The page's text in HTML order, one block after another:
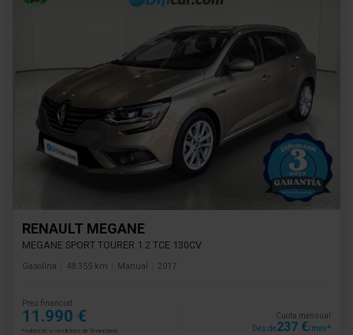
RENAULT MEGANE
MEGANE SPORT TOURER 1.2 TCE 130CV
Gasolina 48.355 km Manual 2017
Preu financiat
11.990 €
*subjecte a condicions de financiació
Cuota mensual
Des de237 €/mes*